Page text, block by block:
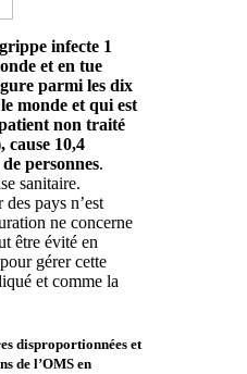
infecte 1
et en tue
parmi les dix
monde et qui est
non traité
cause 10,4
personnes.
sanitaire.
pays n’est
ne concerne
être évité en
gérer cette
et comme la
disproportionnées et
de l’OMS en